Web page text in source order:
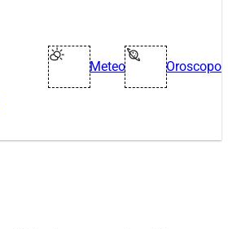
Meteo Oroscopo